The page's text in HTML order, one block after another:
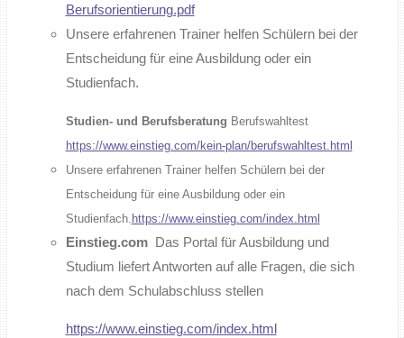
Berufsorientierung.pdf
Unsere erfahrenen Trainer helfen Schülern bei der
Entscheidung für eine Ausbildung oder ein
Studienfach.
Studien- und Berufsberatung Berufswahltest
https://www.einstieg.com/kein-plan/berufswahltest.html
Unsere erfahrenen Trainer helfen Schülern bei der
Entscheidung für eine Ausbildung oder ein
Studienfach. https://www.einstieg.com/index.html
Einstieg.com Das Portal für Ausbildung und
Studium liefert Antworten auf alle Fragen, die sich
nach dem Schulabschluss stellen
https://www.einstieg.com/index.html